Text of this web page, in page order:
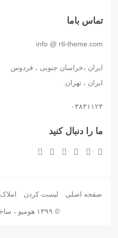
تماس باما
info @ rtl-theme.com
ایران ،خراسان جنوبی ، فردوس
ایران ، تهران.
۰۳۸۳۱۱۲۴
ما را دنبال کنید
صفحه اصلی لیست کردن املاک
© ۱۳۹۹ هومیو ، ساخته شده با عشق.